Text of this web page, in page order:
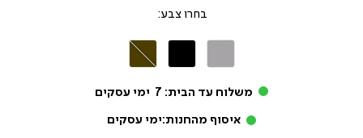
צבע
חום
משלוח עד הבית: 7 ימי עסקים
איסוף מהחנות:ימי עסקים